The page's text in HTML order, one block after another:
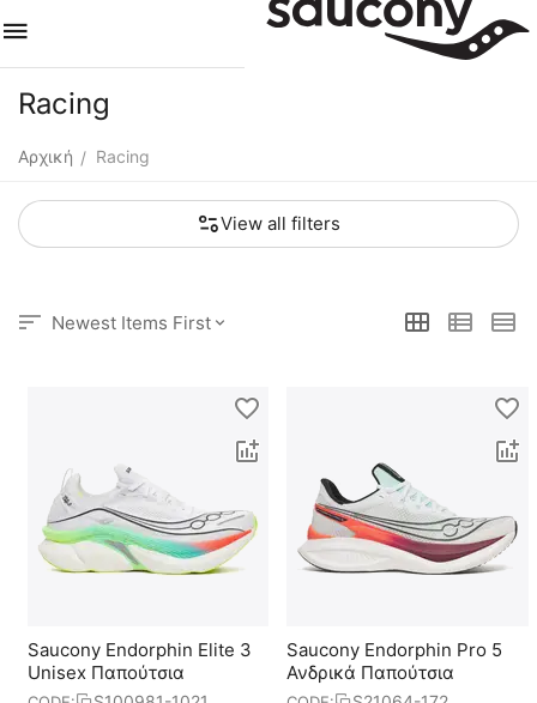
Racing
Αρχική / Racing
View all filters
Newest Items First
Saucony Endorphin Elite 3
Unisex Παπούτσια
Saucony Endorphin Pro 5
Ανδρικά Παπούτσια